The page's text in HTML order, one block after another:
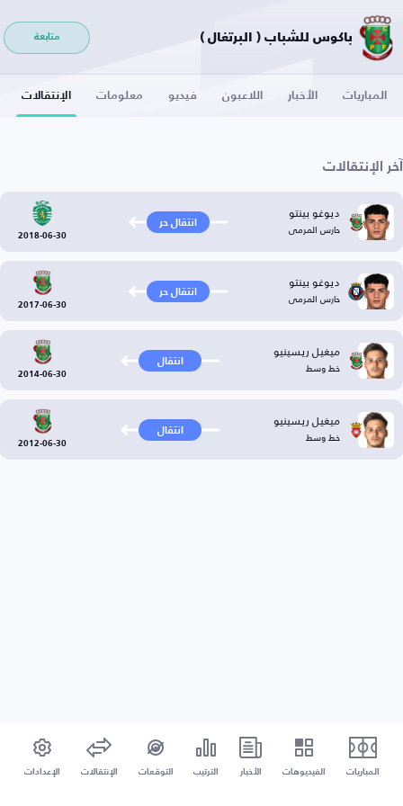
باكوس للشباب ( البرتغال ) متابعة
المباريات الأخبار اللاعبون فيديو معلومات الإنتقالات
آخر الإنتقالات
ديوغو بينتو
حارس المرمى انتقال حر
2018-06-30
ديوغو بينتو
حارس المرمى انتقال حر
2017-06-30
ميغيل ريسينيو
خط وسط انتقال
2014-06-30
ميغيل ريسينيو
خط وسط انتقال
2012-06-30
المباريات الفيديوهات الأخبار الترتيب التوقعات الإنتقالات الإعدادات